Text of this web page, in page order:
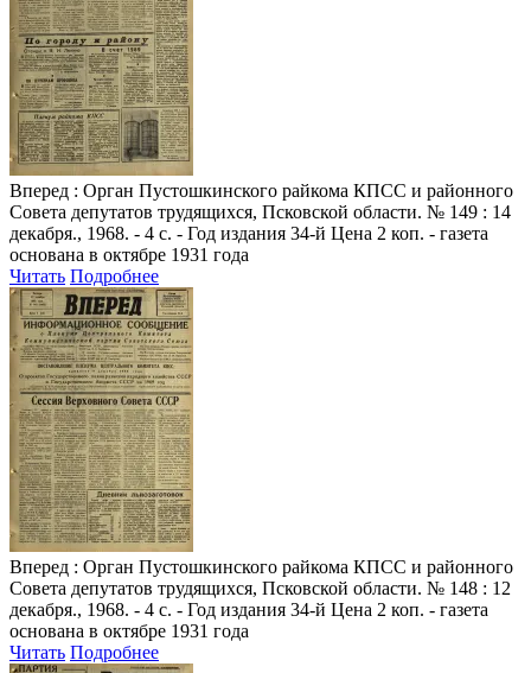
Вперед : Орган Пустошкинского райкома КПСС и районного
Совета депутатов трудящихся, Псковской области. № 149 : 14
декабря., 1968. - 4 с. - Год издания 34-й Цена 2 коп. - газета
основана в октябре 1931 года
Читать Подробнее
Вперед : Орган Пустошкинского райкома КПСС и районного
Совета депутатов трудящихся, Псковской области. № 148 : 12
декабря., 1968. - 4 с. - Год издания 34-й Цена 2 коп. - газета
основана в октябре 1931 года
Читать Подробнее